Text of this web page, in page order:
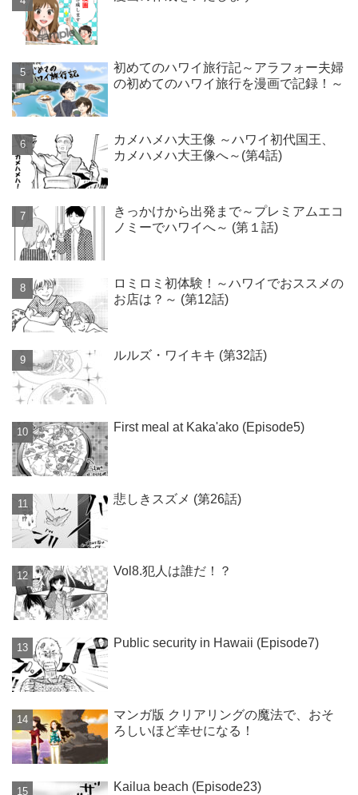
初めてのハワイ旅行記～アラフォー夫婦
の初めてのハワイ旅行を漫画で記録！～
カメハメハ大王像 ～ハワイ初代国王、
カメハメハ大王像へ～(第4話)
きっかけから出発まで～プレミアムエコ
ノミーでハワイへ～ (第１話)
ロミロミ初体験！～ハワイでおススメの
お店は？～ (第12話)
ルルズ・ワイキキ (第32話)
First meal at Kaka'ako (Episode5)
悲しきスズメ (第26話)
Vol8.犯人は誰だ！？
Public security in Hawaii (Episode7)
マンガ版 クリアリングの魔法で、おそ
ろしいほど幸せになる！
Kailua beach (Episode23)